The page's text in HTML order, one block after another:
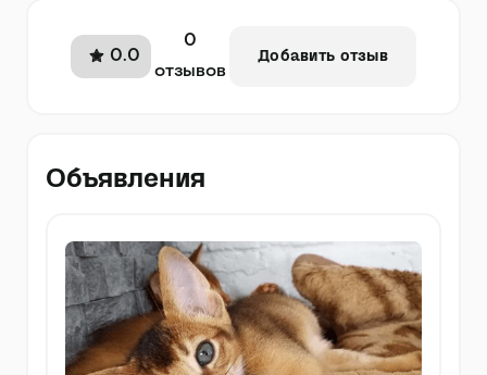
0.0
0
отзывов
Добавить отзыв
Объявления